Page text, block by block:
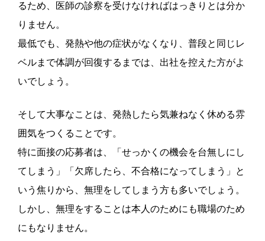
るため、医師の診察を受けなければはっきりとは分か
りません。
最低でも、発熱や他の症状がなくなり、普段と同じレ
ベルまで体調が回復するまでは、出社を控えた方がよ
いでしょう。
そして大事なことは、発熱したら気兼ねなく休める雰
囲気をつくることです。
特に面接の応募者は、「せっかくの機会を台無しにし
てしまう」「欠席したら、不合格になってしまう」と
いう焦りから、無理をしてしまう方も多いでしょう。
しかし、無理をすることは本人のためにも職場のため
にもなりません。